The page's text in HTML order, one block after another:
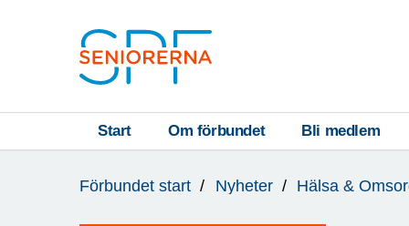
Start Om förbundet Bli medlem
är
Förbundet start Nyheter Hälsa &